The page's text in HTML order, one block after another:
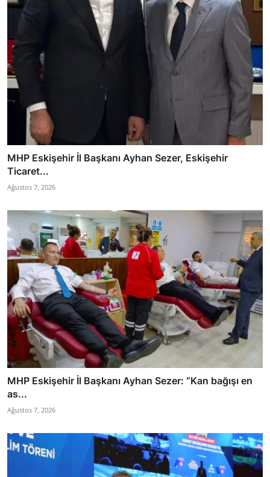
MHP Eskişehir İl Başkanı Ayhan Sezer, Eskişehir
Ticaret...
Ağustos 7, 2026
MHP Eskişehir İl Başkanı Ayhan Sezer: “Kan bağışı en
as...
Ağustos 7, 2026